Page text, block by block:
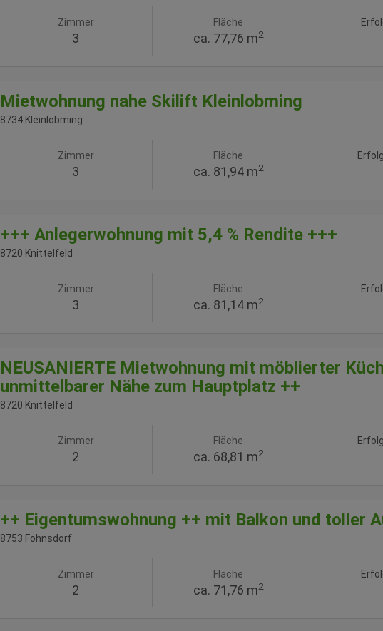
Zimmer
3
Fläche
ca. 77,76 m2
Mietwohnung nahe Skilift Kleinlobming
8734 Kleinlobming
Zimmer
3
Fläche
ca. 81,94 m2
+++ Anlegerwohnung mit 5,4 % Rendite +++
8720 Knittelfeld
Zimmer
3
Fläche
ca. 81,14 m2
NEUSANIERTE Mietwohnung mit möblierter
unmittelbarer Nähe zum Hauptplatz ++
8720 Knittelfeld
Zimmer
2
Fläche
ca. 68,81 m2
++ Eigentumswohnung ++ mit Balkon und toller
8753 Fohnsdorf
Zimmer
2
Fläche
ca. 71,76 m2